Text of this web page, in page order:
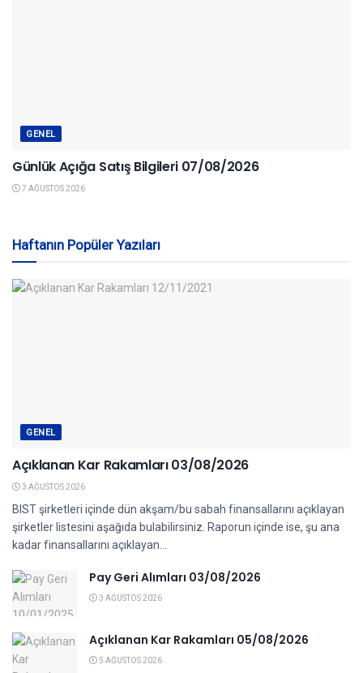
GENEL
Günlük Açığa Satış Bilgileri 07/08/2026
7 AĞUSTOS 2026
Haftanın Popüler Yazıları
GENEL
Açıklanan Kar Rakamları 03/08/2026
3 AĞUSTOS 2026
BIST şirketleri içinde dün akşam/bu sabah finansallarını açıklayan
şirketler listesini aşağıda bulabilirsiniz. Raporun içinde ise, şu ana
kadar finansallarını açıklayan...
Pay Geri Alımları 03/08/2026
3 AĞUSTOS 2026
Açıklanan Kar Rakamları 05/08/2026
5 AĞUSTOS 2026